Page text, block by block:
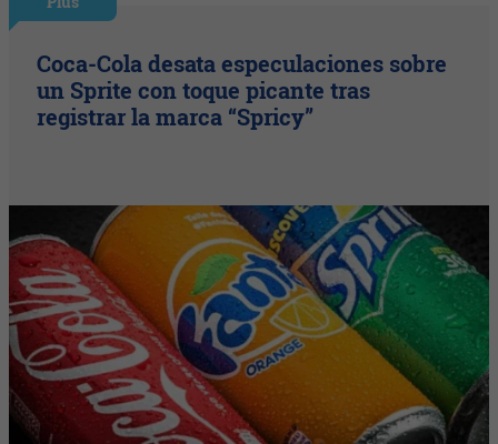
Coca-Cola desata especulaciones sobre
un Sprite con toque picante tras
registrar la marca “Spricy”